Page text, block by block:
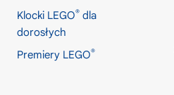
Klocki LEGO® dla
dorosłych
Premiery LEGO®